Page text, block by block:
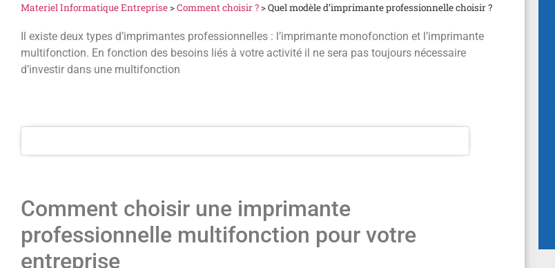
Materiel Informatique Entreprise>Comment choisir ?>Quel modèle d’imprimante professionnelle choisir ?
Il existe deux types d’imprimantes professionnelles : l’imprimante monofonction et l’imprimante
multifonction. En fonction des besoins liés à votre activité il ne sera pas toujours nécessaire
d’investir dans une multifonction
Comment choisir une imprimante
professionnelle multifonction pour votre
entreprise